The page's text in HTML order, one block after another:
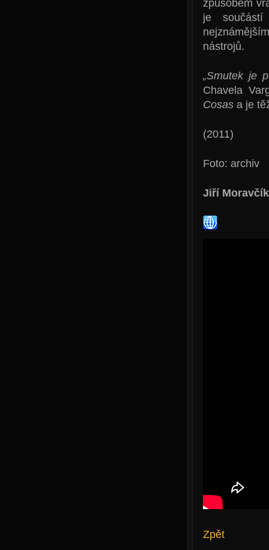
způsobem
je
nástrojů.
„Smutek je
Chavela
Cosasa je
(2011)
Foto: archiv
Jiří Moravčík
Zpět